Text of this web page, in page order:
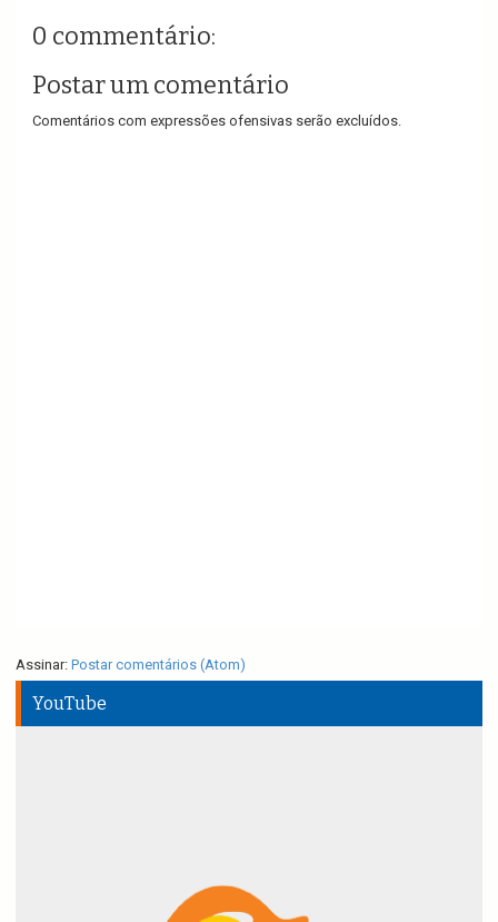
0 commentário:
Postar um comentário
Comentários com expressões ofensivas serão excluídos.
Assinar: Postar comentários (Atom)
YouTube